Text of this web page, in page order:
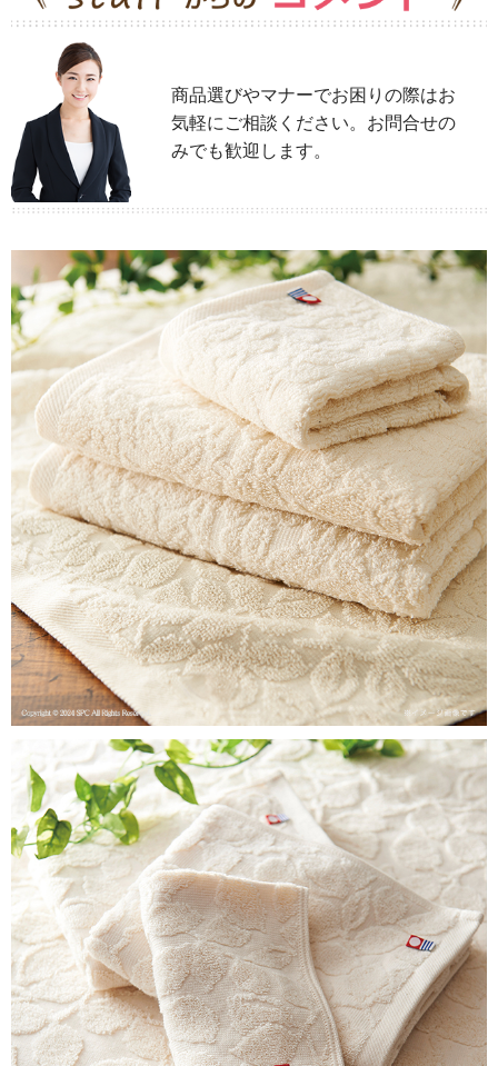
商品選びやマナーでお困りの際はお
気軽にご相談ください。お問合せの
みでも歓迎します。